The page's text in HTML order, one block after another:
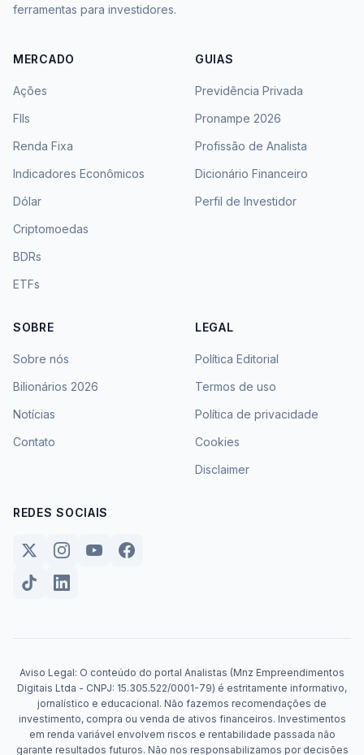
ferramentas para investidores.
MERCADO
Ações
FIIs
Renda Fixa
Indicadores Econômicos
Dólar
Criptomoedas
BDRs
ETFs
GUIAS
Previdência Privada
Pronampe 2026
Profissão de Analista
Dicionário Financeiro
Perfil de Investidor
SOBRE
Sobre nós
Bilionários 2026
Notícias
Contato
LEGAL
Política Editorial
Termos de uso
Política de privacidade
Cookies
Disclaimer
REDES SOCIAIS
Aviso Legal: O conteúdo do portal Analistas (Mnz Empreendimentos
Digitais Ltda - CNPJ: 15.305.522/0001-79) é estritamente informativo,
jornalístico e educacional. Não fazemos recomendações de
investimento, compra ou venda de ativos financeiros. Investimentos
em renda variável envolvem riscos e rentabilidade passada não
garante resultados futuros. Não nos responsabilizamos por decisões